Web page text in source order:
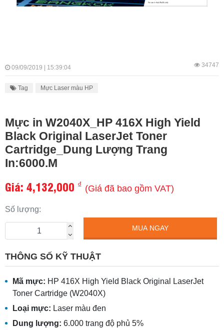
09/09/2019 | 15:39:04 34747
Tag Mực Laser màu HP
Mực in W2040X_HP 416X High Yield
Black Original LaserJet Toner
Cartridge_Dung Lượng Trang
In:6000.M
Giá: 4,132,000 ₫ (Giá đã bao gồm VAT)
Số lượng:
MUA NGAY
THÔNG SỐ KỸ THUẬT
Mã mực: HP 416X High Yield Black Original LaserJet
Toner Cartridge (W2040X)
Loại mực: Laser màu đen
Dung lượng: 6.000 trang độ phủ 5%